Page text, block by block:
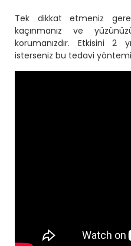
Tek dikkat etmeniz
kaçınmanız ve
korumanızdır. Etkisini
isterseniz bu tedavi